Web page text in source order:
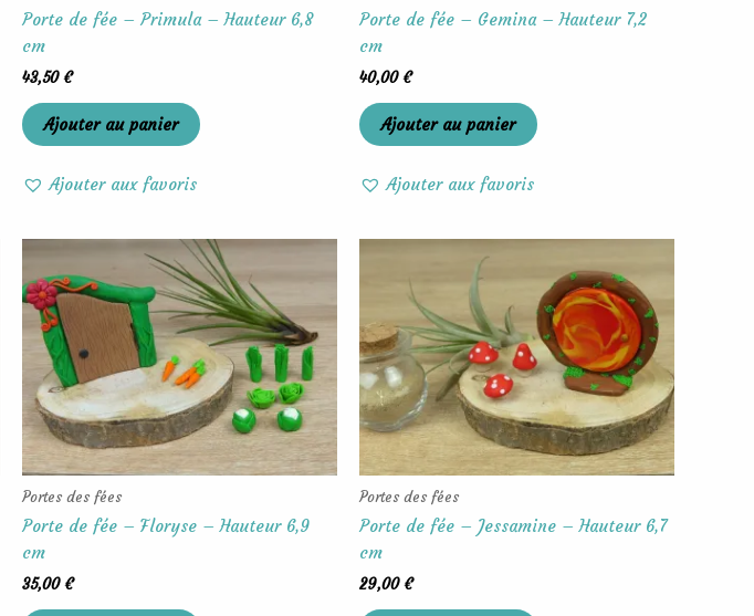
Porte de fée – Primula – Hauteur 6,8
cm
43,50€
Ajouter au panier
Ajouter aux favoris
Porte de fée – Gemina – Hauteur 7,2
cm
40,00€
Ajouter au panier
Ajouter aux favoris
Portes des fées
Porte de fée – Floryse – Hauteur 6,9
cm
35,00€
Portes des fées
Porte de fée – Jessamine – Hauteur 6,7
cm
29,00€